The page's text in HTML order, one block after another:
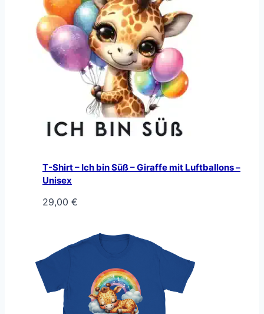
T-Shirt – Ich bin Süß – Giraffe mit Luftballons –
Unisex
29,00 €